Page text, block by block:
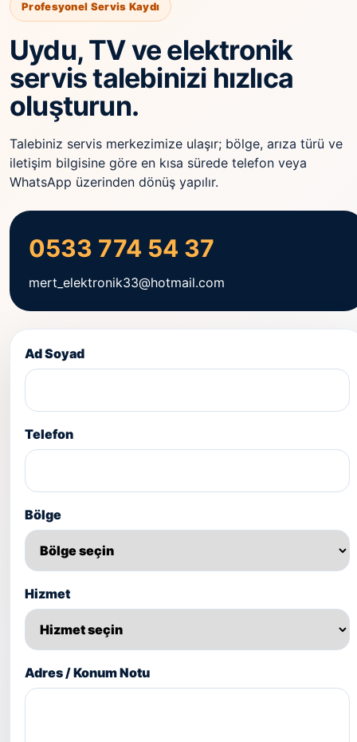
Profesyonel Servis Kaydı
Uydu, TV ve elektronik
servis talebinizi hızlıca
oluşturun.
Talebiniz servis merkezimize ulaşır; bölge, arıza türü ve
iletişim bilgisine göre en kısa sürede telefon veya
WhatsApp üzerinden dönüş yapılır.
0533 774 54 37
mert_elektronik33@hotmail.com
Ad Soyad
Telefon
Bölge
Hizmet
Adres / Konum Notu